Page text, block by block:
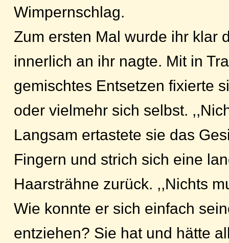
Wimpernschlag.
Zum ersten Mal wurde ihr klar
innerlich an ihr nagte. Mit in
gemischtes Entsetzen fixierte
oder vielmehr sich selbst.
Langsam ertastete sie das
Fingern und strich sich eine
Haarsträhne zurück. ,,Nichts
Wie konnte er sich einfach
entziehen? Sie hat und hätte